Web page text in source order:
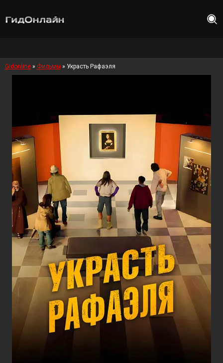
Gidonline » Фильмы » Украсть Рафаэля